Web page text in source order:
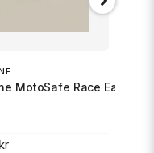
MotoSafe Race Earplugs